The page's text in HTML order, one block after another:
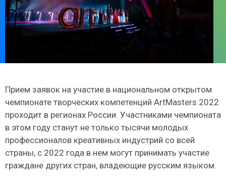
Прием заявок на участие в национальном открытом
чемпионате творческих компетенций ArtMasters 2022
проходит в регионах России. Участниками чемпионата
в этом году станут не только тысячи молодых
профессионалов креативных индустрий со всей
страны, с 2022 года в нем могут принимать участие
граждане других стран, владеющие русским языком.